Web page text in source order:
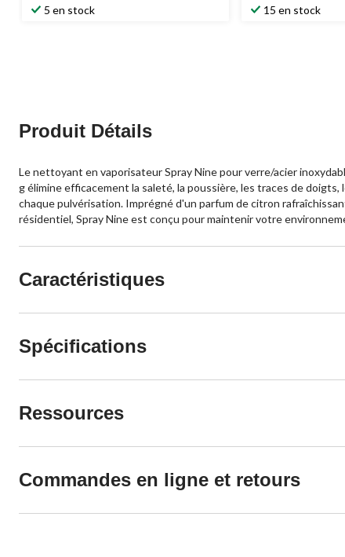
5 en stock 15 en stock
Produit Détails
Le nettoyant en vaporisateur Spray Nine pour verre/acier
g élimine efficacement la saleté, la poussière, les traces de
chaque pulvérisation. Imprégné d'un parfum de citron
résidentiel, Spray Nine est conçu pour maintenir votre
Caractéristiques
Spécifications
Ressources
Commandes en ligne et retours